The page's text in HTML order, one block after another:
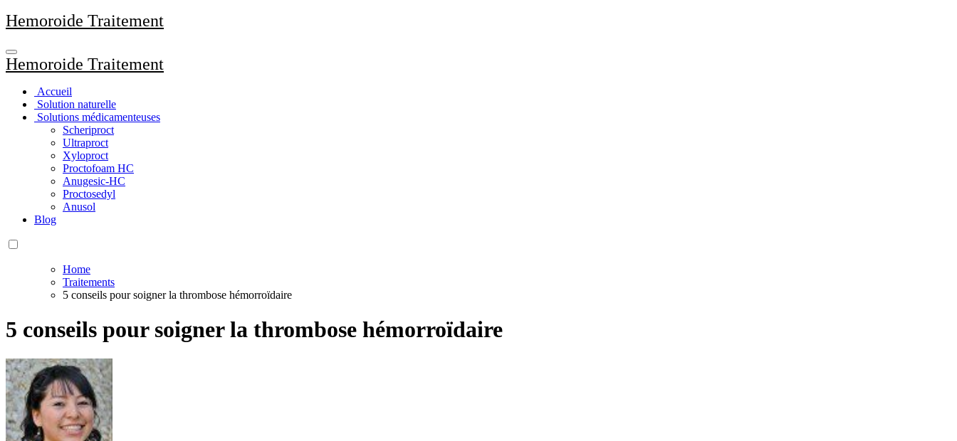
Aller
au
principal
Hemoroide Traitement
Hemoroide Traitement
Accueil
Solution naturelle
Solutions médicamenteuses
Scheriproct
Ultraproct
Xyloproct
Proctofoam HC
Anugesic-HC
Proctosedyl
Anusol
Blog
Home
Traitements
5 conseils pour soigner la thrombose hémorroïdaire
5 conseils pour soigner la thrombose hémorroïdaire